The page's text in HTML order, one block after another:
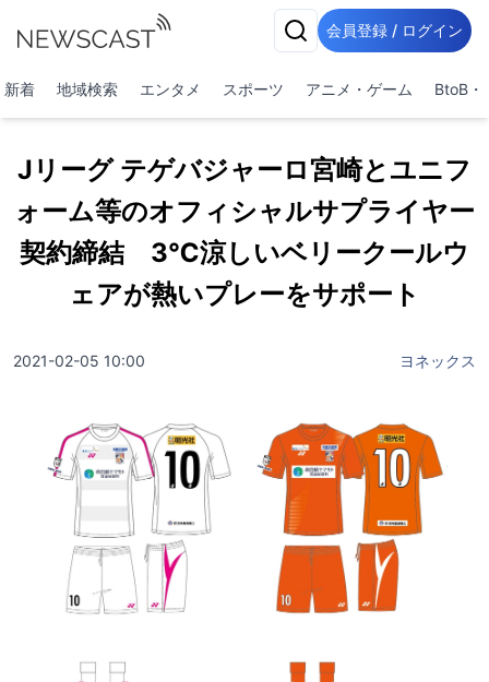
会員登録 / ログイン
新着 地域検索 エンタメ スポーツ アニメ・ゲーム BtoB・
Jリーグ テゲバジャーロ宮崎とユニフ
ォーム等のオフィシャルサプライヤー
契約締結 3℃涼しいベリークールウ
ェアが熱いプレーをサポート
2021-02-05 10:00 ヨネックス